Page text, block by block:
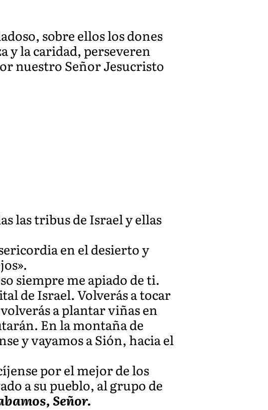
sobre ellos los dones
y la caridad, perseveren
nuestro Señor Jesucristo
las tribus de Israel y ellas
en el desierto y
siempre me apiado de ti.
de Israel. Volverás a tocar
a plantar viñas en
En la montaña de
y vayamos a Sión, hacia el
por el mejor de los
a su pueblo, al grupo de
Señor.